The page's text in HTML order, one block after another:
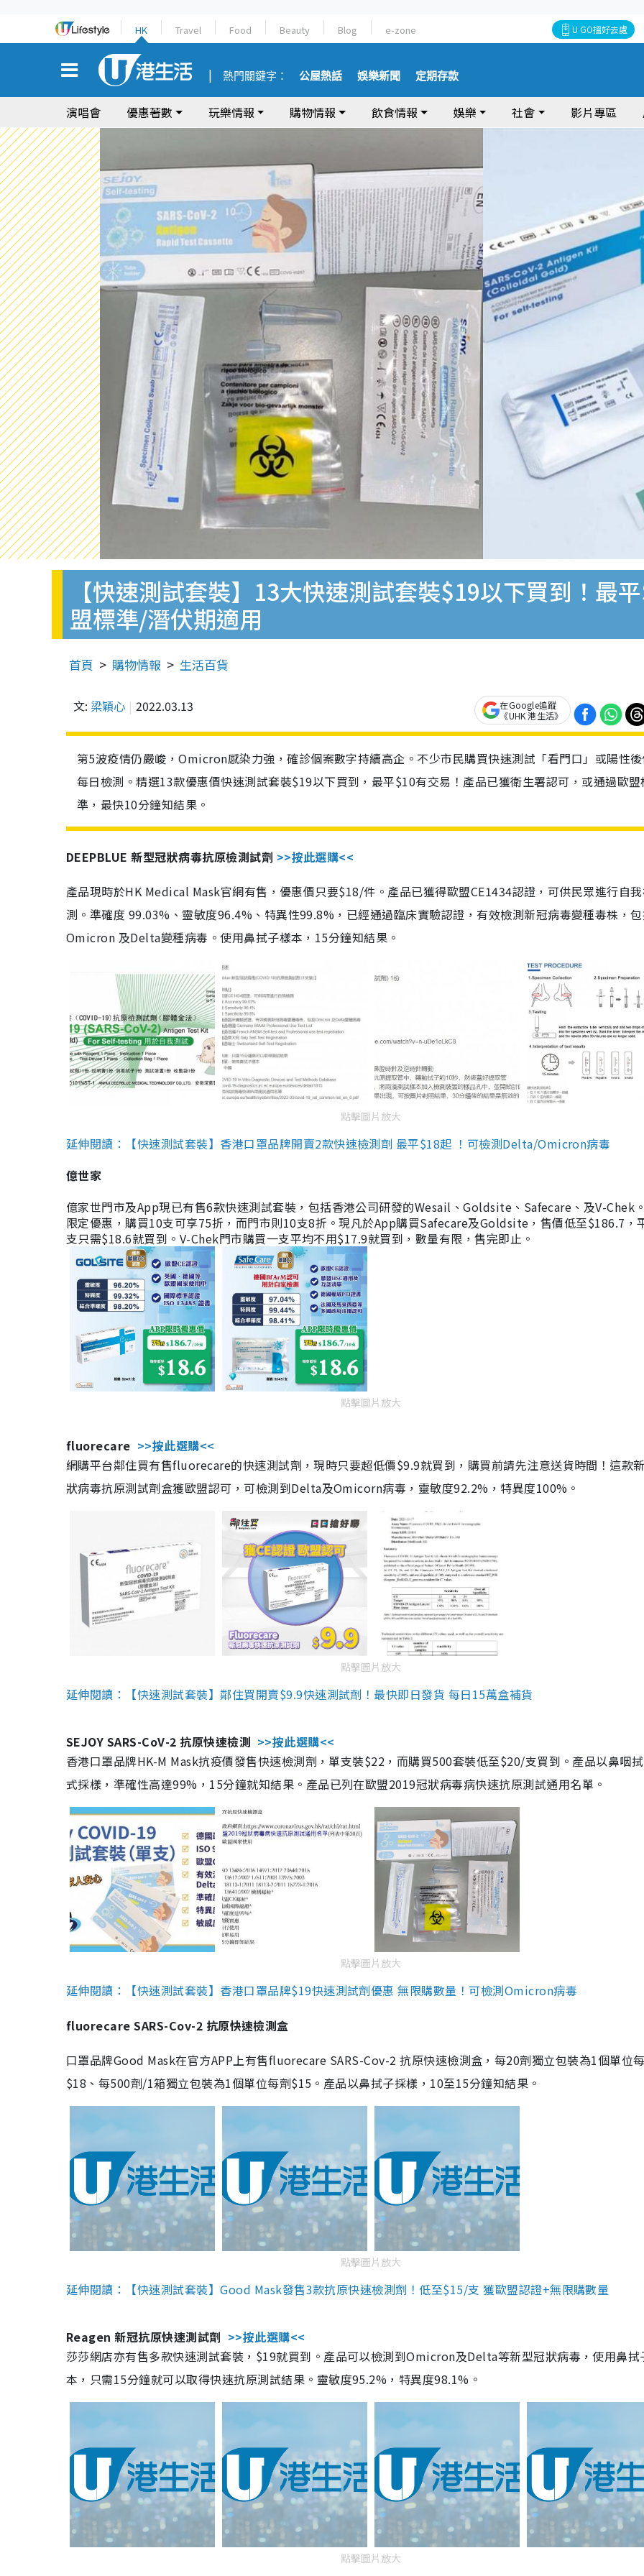
HK Travel Food Beauty Blog e-zone U GO搵好去處
熱門關鍵字： 公屋熱話 娛樂新聞 定期存款
演唱會 優惠著數 玩樂情報 購物情報 飲食情報 娛樂 社會 影片專區
【快速測試套裝】13大快速測試套裝$19以下買到！最
盟標準/潛伏期適用
首頁 購物情報 生活百貨
文: 梁穎心 2022.03.13
在Google追蹤
《UHK 港生活》
第5波疫情仍嚴峻，Omicron感染力強，確診個案數字持續高企。不少市民購買快速測試「看門口」或陽性
每日檢測。精選13款優惠價快速測試套裝$19以下買到，最平$10有交易！產品已獲衛生署認可，或通過歐盟
準，最快10分鐘知結果。
DEEPBLUE 新型冠狀病毒抗原檢測試劑 >>按此選購<<
產品現時於HK Medical Mask官網有售，優惠價只要$18/件。產品已獲得歐盟CE1434認證，可供民眾進行自
測。準確度 99.03%、靈敏度96.4%、特異性99.8%，已經通過臨床實驗認證，有效檢測新冠病毒變種毒株，
Omicron 及Delta變種病毒。使用鼻拭子樣本，15分鐘知結果。
點擊圖片放大
延伸閱讀：【快速測試套裝】香港口罩品牌開賣2款快速檢測劑 最平$18起 ！可檢測Delta/Omicron病毒
億世家
億家世門市及App現已有售6款快速測試套裝，包括香港公司研發的Wesail、Goldsite、Safecare、及V-Chek
限定優惠，購買10支可享75折，而門市則10支8折。現凡於App購買Safecare及Goldsite，售價低至$186.7，
支只需$18.6就買到。V-Chek門市購買一支平均不用$17.9就買到，數量有限，售完即止。
點擊圖片放大
fluorecare >>按此選購<<
網購平台鄰住買有售fluorecare的快速測試劑，現時只要超低價$9.9就買到，購買前請先注意送貨時間！這款
狀病毒抗原測試劑盒獲歐盟認可，可檢測到Delta及Omicorn病毒，靈敏度92.2%，特異度100%。
點擊圖片放大
延伸閱讀：【快速測試套裝】鄰住買開賣$9.9快速測試劑！最快即日發貨 每日15萬盒補貨
SEJOY SARS-CoV-2 抗原快速檢測 >>按此選購<<
香港口罩品牌HK-M Mask抗疫價發售快速檢測劑，單支裝$22，而購買500套裝低至$20/支買到。產品以鼻咽
式採樣，準確性高達99%，15分鐘就知結果。產品已列在歐盟2019冠狀病毒病快速抗原測試通用名單。
點擊圖片放大
延伸閱讀：【快速測試套裝】香港口罩品牌$19快速測試劑優惠 無限購數量！可檢測Omicron病毒
fluorecare SARS-Cov-2 抗原快速檢測盒
口罩品牌Good Mask在官方APP上有售fluorecare SARS-Cov-2 抗原快速檢測盒，每20劑獨立包裝為1個單位
$18、每500劑/1箱獨立包裝為1個單位每劑$15。產品以鼻拭子採樣，10至15分鐘知結果。
點擊圖片放大
延伸閱讀：【快速測試套裝】Good Mask發售3款抗原快速檢測劑！低至$15/支 獲歐盟認證+無限購數量
Reagen 新冠抗原快速測試劑 >>按此選購<<
莎莎網店亦有售多款快速測試套裝，$19就買到。產品可以檢測到Omicron及Delta等新型冠狀病毒，使用鼻拭
本，只需15分鐘就可以取得快速抗原測試結果。靈敏度95.2%，特異度98.1%。
點擊圖片放大